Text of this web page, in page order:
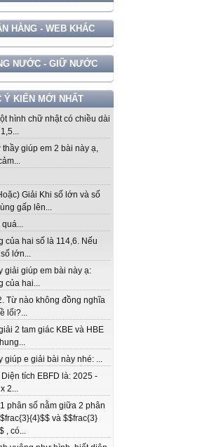
HÀNG - WEB KHÁC
NƯỚC - GIỮ NƯỚC
Ý KIẾN MỚI NHẤT
hình chữ nhật có chiều dài
thầy giúp em 2 bài này ạ,
Giải Khi số lớn và số
gấp lên...
của hai số là 114,6. Nếu
lớn...
giải giúp em bài này ạ:
của hai...
Từ nào không đồng nghĩa
lối?...
2 tam giác KBE và HBE
giúp e giải bài này nhé: ...
tích EBFD là: 2025 -
2...
phân số nằm giữa 2 phân
và $$frac{3}
, có...